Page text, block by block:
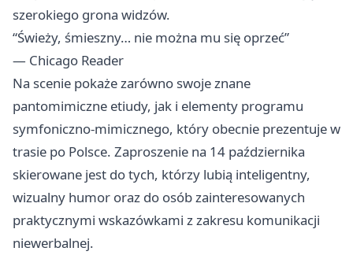
szerokiego grona widzów.
“Świeży, śmieszny… nie można mu się oprzeć”
— Chicago Reader
Na scenie pokaże zarówno swoje znane
pantomimiczne etiudy, jak i elementy programu
symfoniczno-mimicznego, który obecnie prezentuje w
trasie po Polsce. Zaproszenie na 14 października
skierowane jest do tych, którzy lubią inteligentny,
wizualny humor oraz do osób zainteresowanych
praktycznymi wskazówkami z zakresu komunikacji
niewerbalnej.